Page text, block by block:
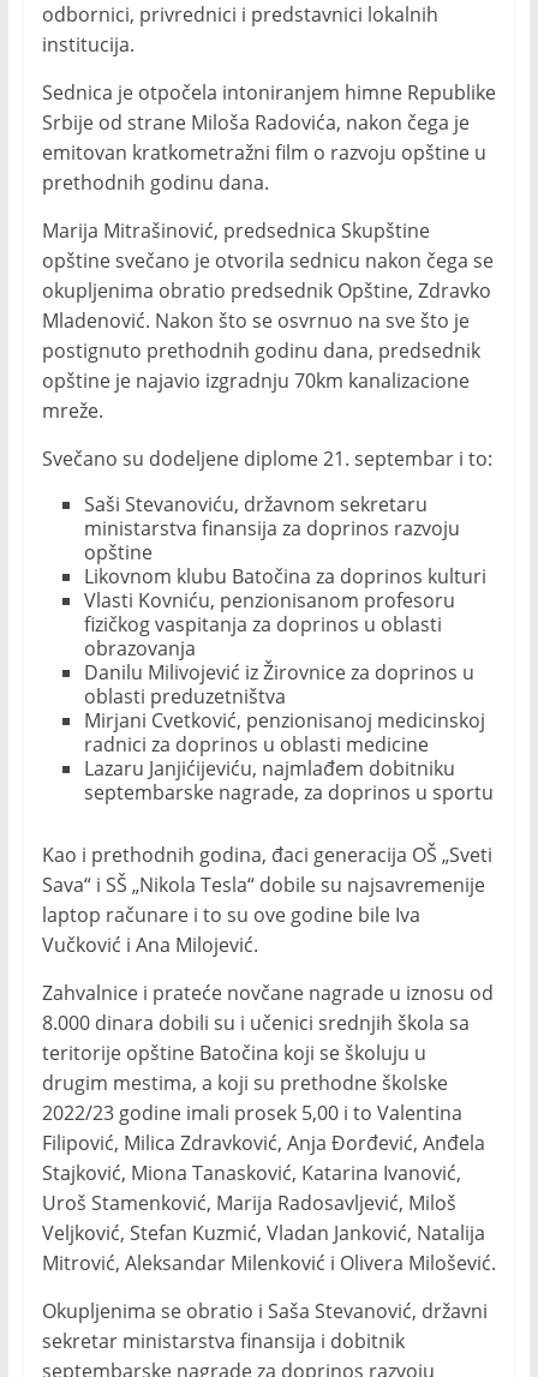
odbornici, privrednici i predstavnici lokalnih
institucija.
Sednica je otpočela intoniranjem himne Republike
Srbije od strane Miloša Radovića, nakon čega je
emitovan kratkometražni film o razvoju opštine u
prethodnih godinu dana.
Marija Mitrašinović, predsednica Skupštine
opštine svečano je otvorila sednicu nakon čega se
okupljenima obratio predsednik Opštine, Zdravko
Mladenović. Nakon što se osvrnuo na sve što je
postignuto prethodnih godinu dana, predsednik
opštine je najavio izgradnju 70km kanalizacione
mreže.
Svečano su dodeljene diplome 21. septembar i to:
Saši Stevanoviću, državnom sekretaru
ministarstva finansija za doprinos razvoju
opštine
Likovnom klubu Batočina za doprinos kulturi
Vlasti Kovniću, penzionisanom profesoru
fizičkog vaspitanja za doprinos u oblasti
obrazovanja
Danilu Milivojević iz Žirovnice za doprinos u
oblasti preduzetništva
Mirjani Cvetković, penzionisanoj medicinskoj
radnici za doprinos u oblasti medicine
Lazaru Janjićijeviću, najmlađem dobitniku
septembarske nagrade, za doprinos u sportu
Kao i prethodnih godina, đaci generacija OŠ „Sveti
Sava“ i SŠ „Nikola Tesla“ dobile su najsavremenije
laptop računare i to su ove godine bile Iva
Vučković i Ana Milojević.
Zahvalnice i prateće novčane nagrade u iznosu od
8.000 dinara dobili su i učenici srednjih škola sa
teritorije opštine Batočina koji se školuju u
drugim mestima, a koji su prethodne školske
2022/23 godine imali prosek 5,00 i to Valentina
Filipović, Milica Zdravković, Anja Đorđević, Anđela
Stajković, Miona Tanasković, Katarina Ivanović,
Uroš Stamenković, Marija Radosavljević, Miloš
Veljković, Stefan Kuzmić, Vladan Janković, Natalija
Mitrović, Aleksandar Milenković i Olivera Milošević.
Okupljenima se obratio i Saša Stevanović, državni
sekretar ministarstva finansija i dobitnik
septembarske nagrade za doprinos razvoju